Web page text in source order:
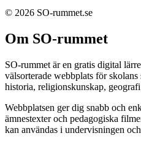
© 2026 SO-rummet.se
Om SO-rummet
SO-rummet är en gratis digital
välsorterade webbplats för skolans
historia, religionskunskap,
Webbplatsen ger dig snabb och
ämnestexter och pedagogiska
kan användas i undervisningen